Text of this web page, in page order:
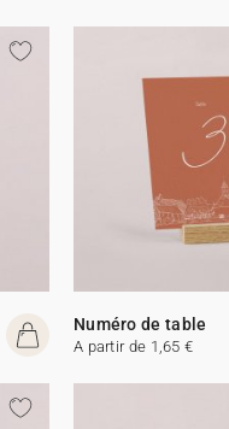
Numéro de table
A partir de 1,65 €